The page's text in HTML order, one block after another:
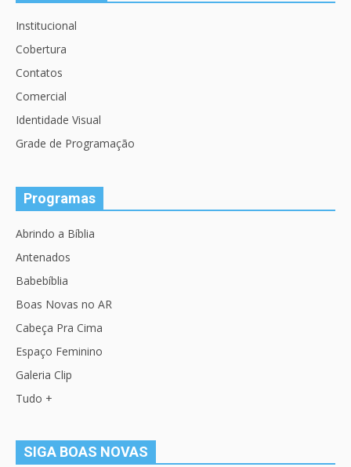
Institucional
Cobertura
Contatos
Comercial
Identidade Visual
Grade de Programação
Programas
Abrindo a Bíblia
Antenados
Babebíblia
Boas Novas no AR
Cabeça Pra Cima
Espaço Feminino
Galeria Clip
Tudo +
SIGA BOAS NOVAS